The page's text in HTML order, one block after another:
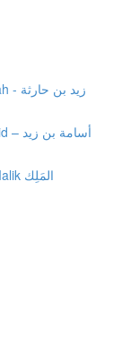
35. Vocabulario: Zaid ben Harithah - زيد بن حارثة
36. Vocabulario: Usamah ben Zaid – أسامة بن زيد
37. Vocabulario: Malik مَلِك y Al-Malik المَلِك